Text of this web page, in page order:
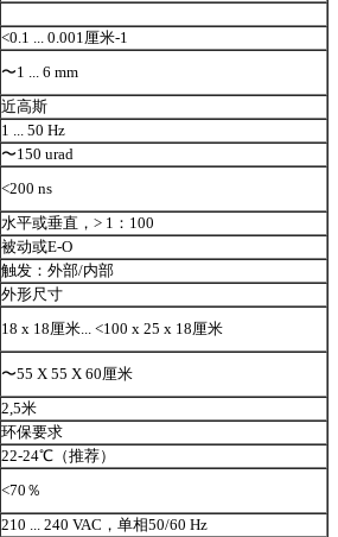
<0.1 ... 0.001厘米-1
〜1 ... 6 mm
近高斯
1 ... 50 Hz
〜150 urad
<200 ns
水平或垂直，> 1：100
被动或E-O
触发：外部/内部
外形尺寸
18 x 18厘米... <100 x 25 x 18厘米
〜55 X 55 X 60厘米
2,5米
环保要求
22-24℃（推荐）
<70％
210 ... 240 VAC，单相50/60 Hz